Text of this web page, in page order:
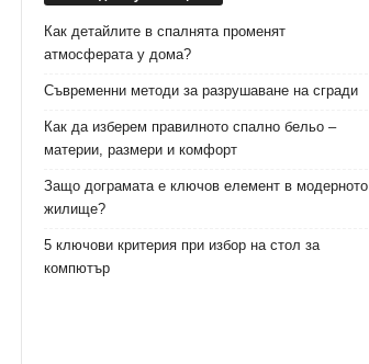
Как детайлите в спалнята променят
атмосферата у дома?
Съвременни методи за разрушаване на сгради
Как да изберем правилното спално бельо –
материи, размери и комфорт
Защо дограмата е ключов елемент в модерното
жилище?
5 ключови критерия при избор на стол за
компютър